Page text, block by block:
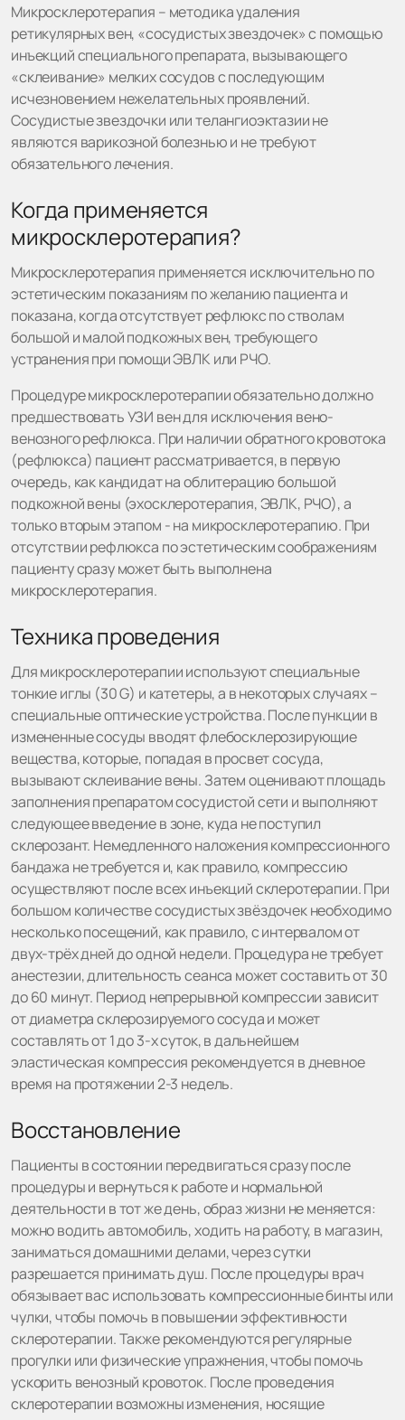
Микросклеротерапия – методика удаления
ретикулярных вен, «сосудистых звездочек» с помощью
инъекций специального препарата, вызывающего
«склеивание» мелких сосудов с последующим
исчезновением нежелательных проявлений.
Сосудистые звездочки или телангиоэктазии не
являются варикозной болезнью и не требуют
обязательного лечения.
Когда применяется
микросклеротерапия?
Микросклеротерапия применяется исключительно по
эстетическим показаниям по желанию пациента и
показана, когда отсутствует рефлюкс по стволам
большой и малой подкожных вен, требующего
устранения при помощи ЭВЛК или РЧО.
Процедуре микросклеротерапии обязательно должно
предшествовать УЗИ вен для исключения вено-
венозного рефлюкса. При наличии обратного кровотока
(рефлюкса) пациент рассматривается, в первую
очередь, как кандидат на облитерацию большой
подкожной вены (эхосклеротерапия, ЭВЛК, РЧО), а
только вторым этапом - на микросклеротерапию. При
отсутствии рефлюкса по эстетическим соображениям
пациенту сразу может быть выполнена
микросклеротерапия.
Техника проведения
Для микросклеротерапии используют специальные
тонкие иглы (30 G) и катетеры, а в некоторых случаях –
специальные оптические устройства. После пункции в
измененные сосуды вводят флебосклерозирующие
вещества, которые, попадая в просвет сосуда,
вызывают склеивание вены. Затем оценивают площадь
заполнения препаратом сосудистой сети и выполняют
следующее введение в зоне, куда не поступил
склерозант. Немедленного наложения компрессионного
бандажа не требуется и, как правило, компрессию
осуществляют после всех инъекций склеротерапии. При
большом количестве сосудистых звёздочек необходимо
несколько посещений, как правило, с интервалом от
двух-трёх дней до одной недели. Процедура не требует
анестезии, длительность сеанса может составить от 30
до 60 минут. Период непрерывной компрессии зависит
от диаметра склерозируемого сосуда и может
составлять от 1 до 3-х суток, в дальнейшем
эластическая компрессия рекомендуется в дневное
время на протяжении 2-3 недель.
Восстановление
Пациенты в состоянии передвигаться сразу после
процедуры и вернуться к работе и нормальной
деятельности в тот же день, образ жизни не меняется:
можно водить автомобиль, ходить на работу, в магазин,
заниматься домашними делами, через сутки
разрешается принимать душ. После процедуры врач
обязывает вас использовать компрессионные бинты или
чулки, чтобы помочь в повышении эффективности
склеротерапии. Также рекомендуются регулярные
прогулки или физические упражнения, чтобы помочь
ускорить венозный кровоток. После проведения
склеротерапии возможны изменения, носящие